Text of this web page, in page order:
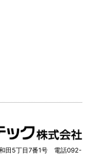
田5丁目7番1号 電話092-